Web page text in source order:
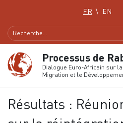
Sélectionnez
FR EN
Processus de
Dialogue Euro-Africain sur la
Migration et le
Résultats :